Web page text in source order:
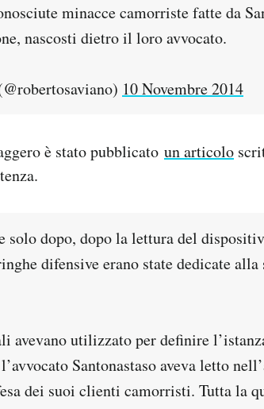
minacce camorriste fatte da
nascosti dietro il loro avvocato.
10 Novembre 2014
è stato pubblicato un articolo
solo dopo, dopo la lettura del
difensive erano state dedicate
avevano utilizzato per definire
Santonastaso aveva letto
dei suoi clienti camorristi. Tutta la